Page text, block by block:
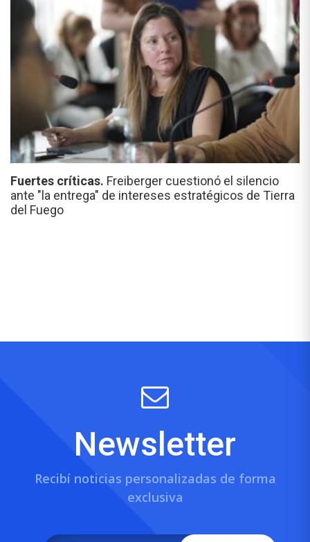
Fuertes críticas. Freiberger cuestionó el silencio
ante "la entrega" de intereses estratégicos de Tierra
del Fuego
Newsletter
Recibí noticias personalizadas de forma
exclusiva